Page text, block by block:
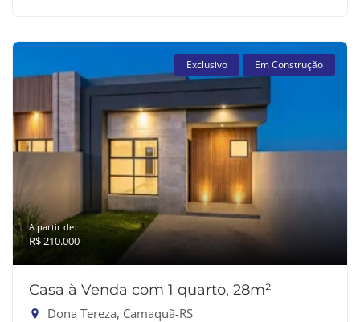
Exclusivo Em Construção
A partir de:
R$ 210.000
Casa à Venda com 1 quarto, 28m²
Dona Tereza, Camaquã-RS